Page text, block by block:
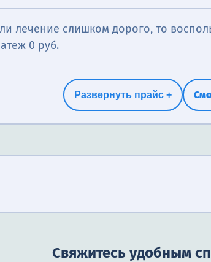
Помощь оказывается в
лечение слишком дорого, то
0 руб.
Развернуть прайс +
Свяжитесь удобным